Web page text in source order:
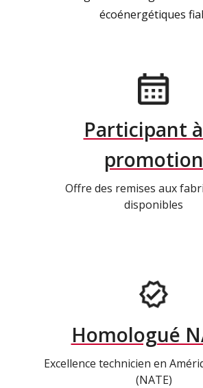
écoénergétiques
Participant
promotion
Offre des remises aux
disponibles
Homologué
Excellence technicien en
(NATE)